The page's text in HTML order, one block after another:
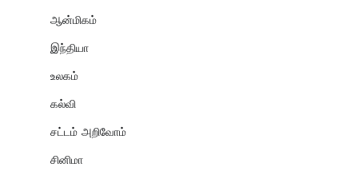
ஆன்மிகம்
இந்தியா
உலகம்
கல்வி
சட்டம் அறிவோம்
சினிமா